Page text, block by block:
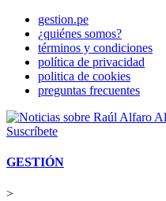
gestion.pe
¿quiénes somos?
términos y condiciones
política de privacidad
politica de cookies
preguntas frecuentes
Suscríbete
GESTIÓN
>